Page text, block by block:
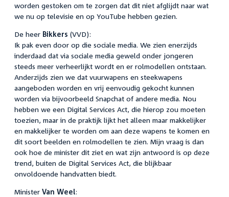
worden gestoken om te zorgen dat dit niet afglijdt naar wat
we nu op televisie en op YouTube hebben gezien.
De heer Bikkers (VVD):
Ik pak even door op die sociale media. We zien enerzijds
inderdaad dat via sociale media geweld onder jongeren
steeds meer verheerlijkt wordt en er rolmodellen ontstaan.
Anderzijds zien we dat vuurwapens en steekwapens
aangeboden worden en vrij eenvoudig gekocht kunnen
worden via bijvoorbeeld Snapchat of andere media. Nou
hebben we een Digital Services Act, die hierop zou moeten
toezien, maar in de praktijk lijkt het alleen maar makkelijker
en makkelijker te worden om aan deze wapens te komen en
dit soort beelden en rolmodellen te zien. Mijn vraag is dan
ook hoe de minister dit ziet en wat zijn antwoord is op deze
trend, buiten de Digital Services Act, die blijkbaar
onvoldoende handvatten biedt.
Minister Van Weel: